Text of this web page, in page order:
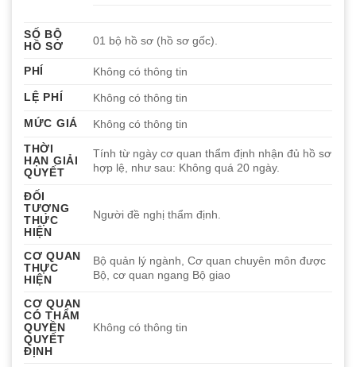
SỐ BỘ
HỒ SƠ
01 bộ hồ sơ (hồ sơ gốc).
PHÍ
Không có thông tin
LỆ PHÍ
Không có thông tin
MỨC GIÁ
Không có thông tin
THỜI
HẠN GIẢI
QUYẾT
Tính từ ngày cơ quan thẩm định nhận đủ hồ sơ
hợp lệ, như sau: Không quá 20 ngày.
ĐỐI
TƯỢNG
THỰC
HIỆN
Người đề nghị thẩm định.
CƠ QUAN
THỰC
HIỆN
Bộ quản lý ngành, Cơ quan chuyên môn được
Bộ, cơ quan ngang Bộ giao
CƠ QUAN
CÓ THẨM
QUYỀN
QUYẾT
ĐỊNH
Không có thông tin